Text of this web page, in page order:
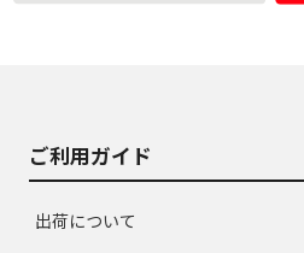
ご利用ガイド
出荷について